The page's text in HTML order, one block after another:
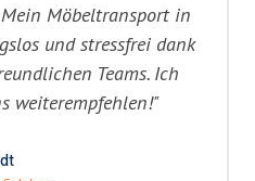
Möbeltransport in
und stressfrei dank
Teams. Ich
weiterempfehlen!"